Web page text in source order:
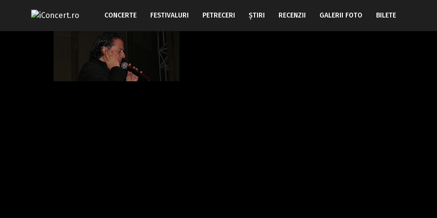
CONCERTE FESTIVALURI PETRECERI ŞTIRI RECENZII GALERII FOTO BILETE